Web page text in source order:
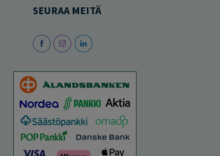
SEURAA MEITÄ